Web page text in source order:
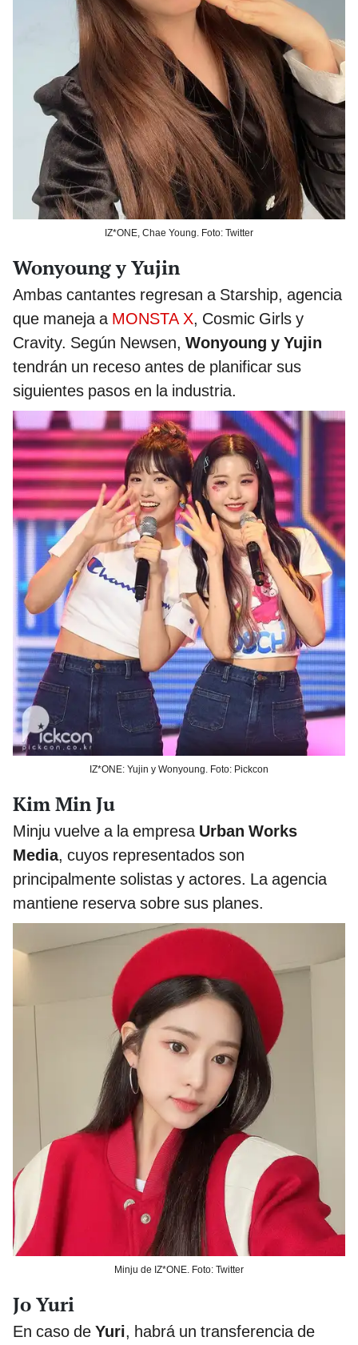
IZ*ONE, Chae Young. Foto: Twitter
Wonyoung y Yujin
Ambas cantantes regresan a Starship, agencia
que maneja a MONSTA X, Cosmic Girls y
Cravity. Según Newsen, Wonyoung y Yujin
tendrán un receso antes de planificar sus
siguientes pasos en la industria.
IZ*ONE: Yujin y Wonyoung. Foto: Pickcon
Kim Min Ju
Minju vuelve a la empresa Urban Works
Media, cuyos representados son
principalmente solistas y actores. La agencia
mantiene reserva sobre sus planes.
Minju de IZ*ONE. Foto: Twitter
Jo Yuri
En caso de Yuri, habrá un transferencia de